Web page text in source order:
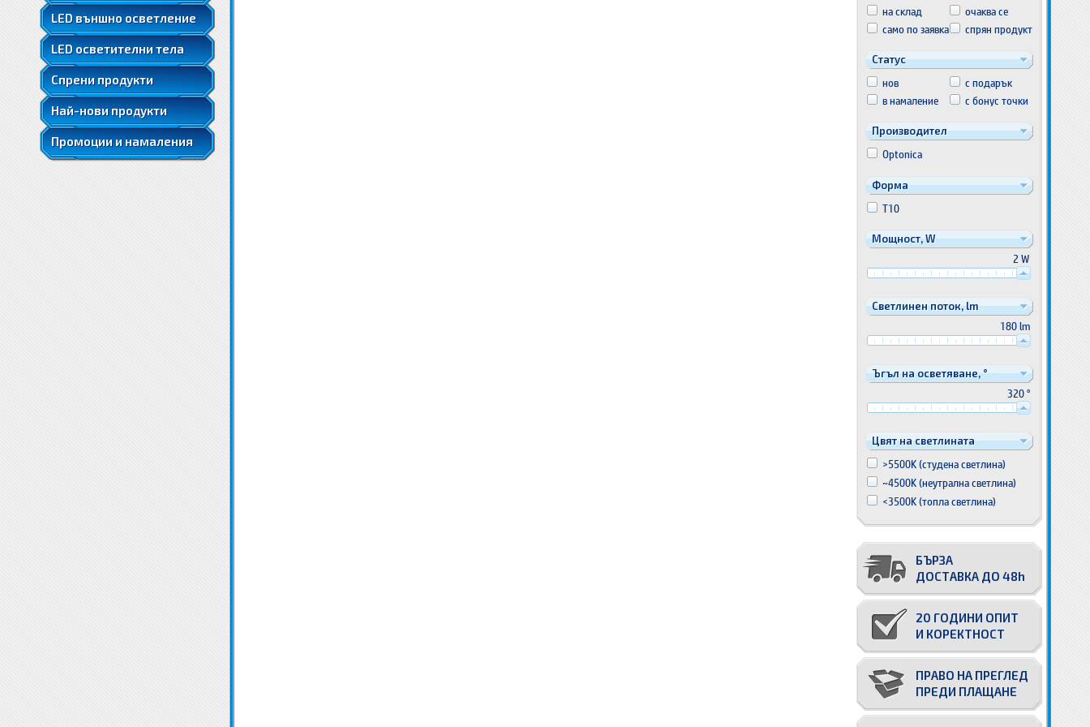
LED външно осветление
LED осветителни тела
Спрени продукти
LED ленти 5050
LED ленти 5050 RGB
LED ленти 5630
LED луни за вграждане
Най-нови продукти
Промоции и намаления
на склад
очаква се
само по заявка
спрян продукт
Статус
нов
с подарък
в намаление
с бонус точки
Производител
Optonica
Форма
T10
Мощност, W
2 W
Светлинен поток, lm
180 lm
Ъгъл на осветяване, °
320 °
Цвят на светлината
>5500K (студена светлина)
~4500K (неутрална светлина)
<3500K (топла светлина)
БЪРЗА
ДОСТАВКА ДО 48h
20 ГОДИНИ ОПИТ
И КОРЕКТНОСТ
ПРАВО НА ПРЕГЛЕД
ПРЕДИ ПЛАЩАНЕ